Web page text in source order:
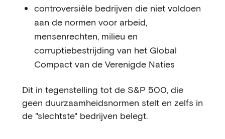
controversiële bedrijven die niet voldoen
aan de normen voor arbeid,
mensenrechten, milieu en
corruptiebestrijding van het Global
Compact van de Verenigde Naties
Dit in tegenstelling tot de S&P 500, die
geen duurzaamheidsnormen stelt en zelfs in
de "slechtste" bedrijven belegt.